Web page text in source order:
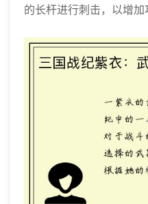
的长杆进行刺击，以增加